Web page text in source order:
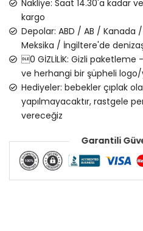
Nakliye: Saat 14.30'a kadar
kargo
Depolar: ABD / AB / Kanada
Meksika / İngiltere'de
0 GİZLİLİK: Gizli
ve herhangi bir şüpheli logo/
Hediyeler: bebekler çıplak
yapılmayacaktır, rastgele
vereceğiz
Garantili